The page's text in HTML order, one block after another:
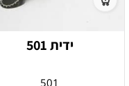
ידית 501
501